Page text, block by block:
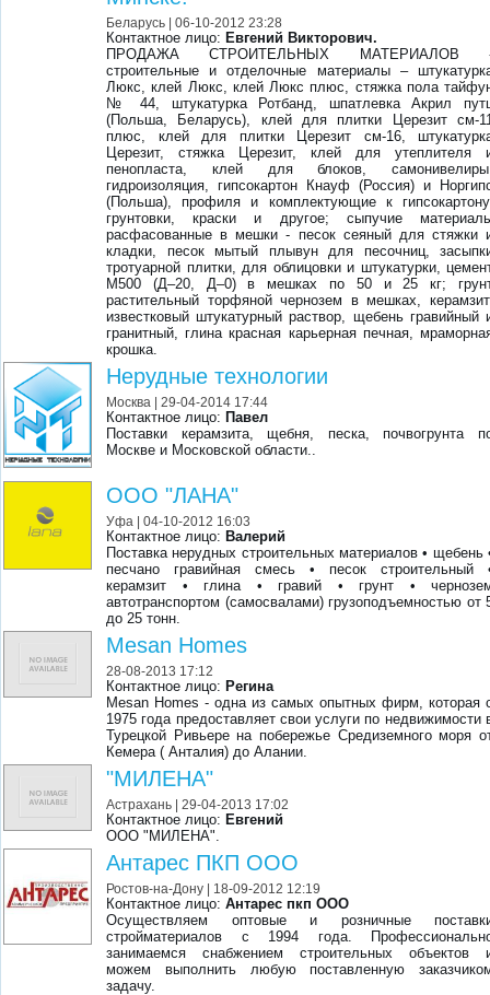
Беларусь | 06-10-2012 23:28
Контактное лицо:Евгений Викторович.
ПРОДАЖА СТРОИТЕЛЬНЫХ МАТЕРИАЛОВ
cтроительные и отделочные материалы –
Люкс, клей Люкс, клей Люкс плюс, стяжка пола
№ 44, штукатурка Ротбанд, шпатлевка Акрил
(Польша, Беларусь), клей для плитки Церезит см-
плюс, клей для плитки Церезит см-16,
Церезит, стяжка Церезит, клей для утеплителя
пенопласта, клей для блоков,
гидроизоляция, гипсокартон Кнауф (Россия) и
(Польша), профиля и комплектующие к
грунтовки, краски и другое; сыпучие
расфасованные в мешки - песок сеяный для стяжки
кладки, песок мытый плывун для песочниц,
тротуарной плитки, для облицовки и штукатурки,
М500 (Д–20, Д–0) в мешках по 50 и 25 кг;
растительный торфяной чернозем в мешках,
известковый штукатурный раствор, щебень гравийный
гранитный, глина красная карьерная печная,
крошка.
Нерудные технологии
Москва | 29-04-2014 17:44
Контактное лицо:Павел
Поставки керамзита, щебня, песка, почвогрунта
Москве и Московской области..
ООО "ЛАНА"
Уфа | 04-10-2012 16:03
Контактное лицо:Валерий
Поставка нерудных строительных материалов • щебень
песчано гравийная смесь • песок строительный
керамзит • глина • гравий • грунт •
автотранспортом (самосвалами) грузоподъемностью от
до 25 тонн.
Mesan Homes
28-08-2013 17:12
Контактное лицо:Регина
Mesan Homes - одна из самых опытных фирм, которая
1975 года предоставляет свои услуги по недвижимости
Турецкой Ривьере на побережье Средиземного моря
Кемера ( Анталия) до Алании.
"МИЛЕНА"
Астрахань | 29-04-2013 17:02
Контактное лицо:Евгений
OOO "МИЛЕНА".
Антарес ПКП ООО
Ростов-на-Дону | 18-09-2012 12:19
Контактное лицо:Антарес пкп ООО
Осуществляем оптовые и розничные
стройматериалов с 1994 года.
занимаемся снабжением строительных объектов
можем выполнить любую поставленную
задачу.